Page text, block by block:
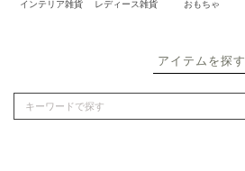
インテリア雑貨 レディース雑貨 おもちゃ
アイテムを探す